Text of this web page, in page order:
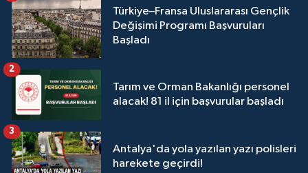
Türkiye–Fransa Uluslararası Gençlik
Değişimi Programı Başvuruları
Başladı
Tarım ve Orman Bakanlığı personel
alacak! 81 il için başvurular başladı
2
Antalya'da yola yazılan yazı polisleri
harekete geçirdi!
3